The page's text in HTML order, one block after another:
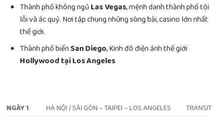
Thành phố không ngủ Las Vegas, mệnh danh thành phố tội
lỗi và ác quỷ. Nơi tập chung những sòng bài, casino lớn nhất
thế giới.
Thành phố biểnSan Diego, Kinh đô điện ảnh thế giới
Hollywood tại Los Angeles
NGÀY 1 HÀ NỘI / SÀI GÒN – TAIPEI – LOS ANGELES
TRANSIT